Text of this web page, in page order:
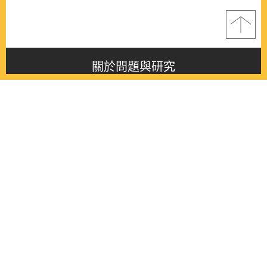
關於問題與研究
About this journal